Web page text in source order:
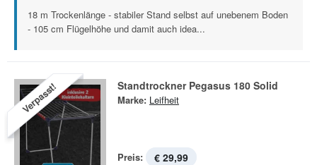
18 m Trockenlänge - stabiler Stand selbst auf unebenem Boden
- 105 cm Flügelhöhe und damit auch idea...
Verpasst! Standtrockner Pegasus 180 Solid
Marke: Leifheit
Preis: € 29,99